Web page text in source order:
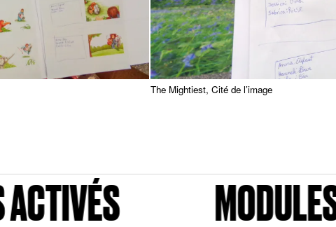
The Mightiest, Cité de l’image
MODULES ACTIVÉS